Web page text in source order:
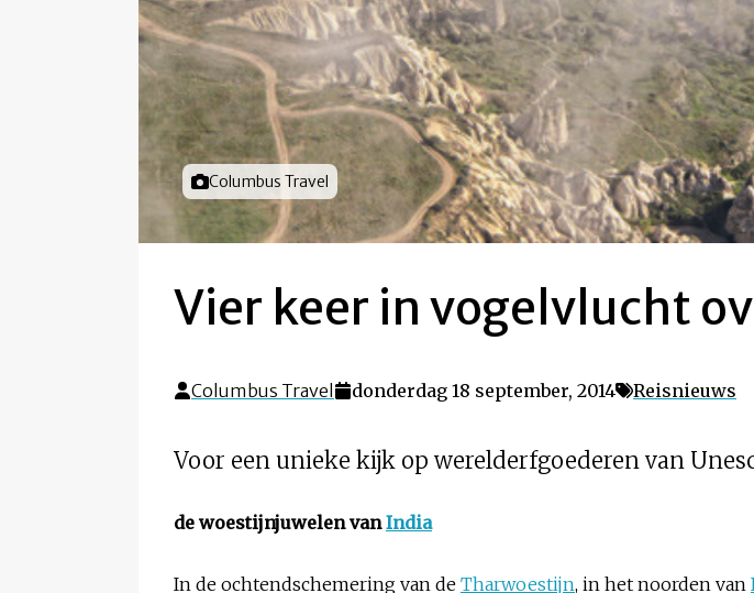
Foto door
Columbus Travel
Vier keer in vogelvlucht
Columbus Travel donderdag 18 september, 2014 Reisnieuws
Voor een unieke kijk op werelderfgoederen van
de woestijnjuwelen vanIndia
In de ochtendschemering van de Tharwoestijn, in het noorden van